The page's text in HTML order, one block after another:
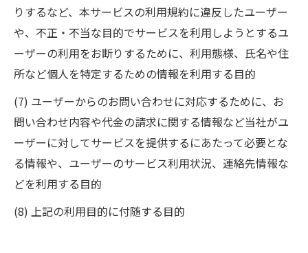
りするなど、本サービスの利用規約に違反したユーザー
や、不正・不当な目的でサービスを利用しようとするユ
ーザーの利用をお断りするために、利用態様、氏名や住
所など個人を特定するための情報を利用する目的
(7) ユーザーからのお問い合わせに対応するために、お
問い合わせ内容や代金の請求に関する情報など当社がユ
ーザーに対してサービスを提供するにあたって必要とな
る情報や、ユーザーのサービス利用状況、連絡先情報な
どを利用する目的
(8) 上記の利用目的に付随する目的